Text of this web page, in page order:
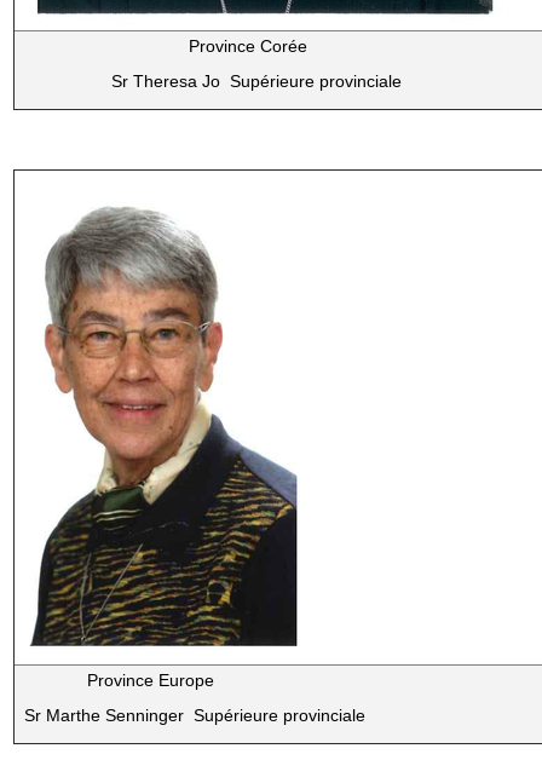
Province Corée
Sr Theresa Jo Supérieure provinciale
Province Europe
Sr Marthe Senninger Supérieure provinciale